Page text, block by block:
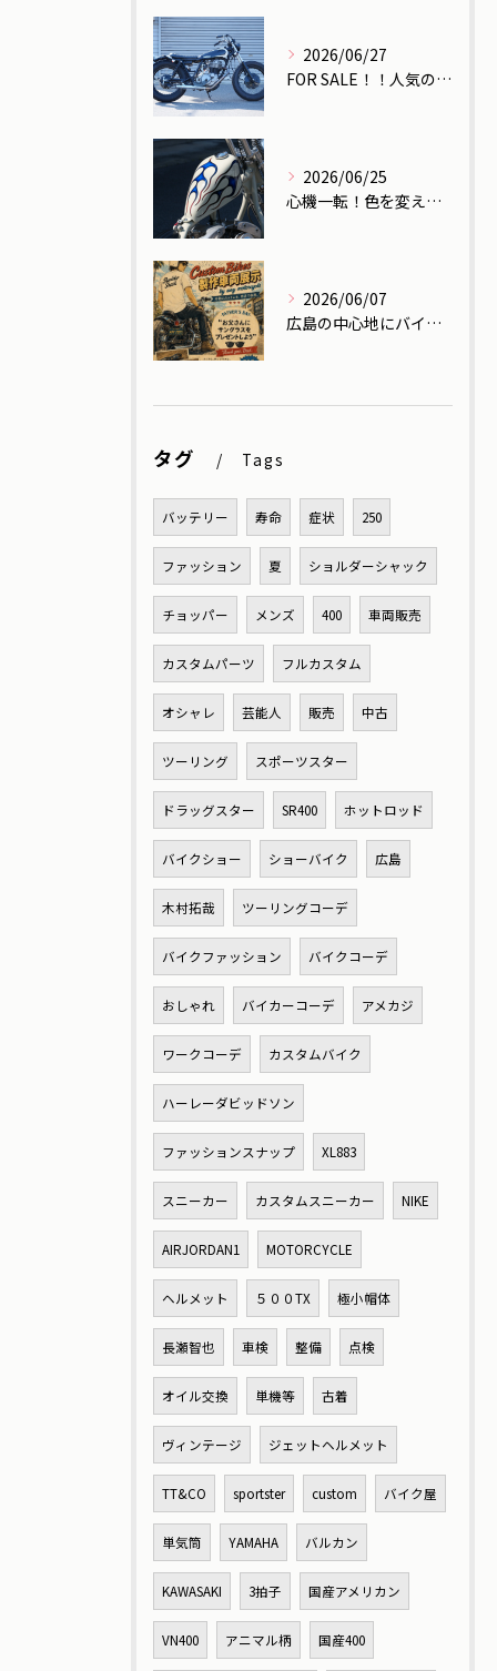
2026/06/27
FOR SALE！！人気のSR400！！
2026/06/25
心機一転！色を変えたらもはや別のバイク！
2026/06/07
広島の中心地にバイクを展示します！
タグ Tags
バッテリー 寿命 症状 250
ファッション 夏 ショルダーシャック
チョッパー メンズ 400 車両販売
カスタムパーツ フルカスタム
オシャレ 芸能人 販売 中古
ツーリング スポーツスター
ドラッグスター SR400 ホットロッド
バイクショー ショーバイク 広島
木村拓哉 ツーリングコーデ
バイクファッション バイクコーデ
おしゃれ バイカーコーデ アメカジ
ワークコーデ カスタムバイク
ハーレーダビッドソン
ファッションスナップ XL883
スニーカー カスタムスニーカー NIKE
AIRJORDAN1 MOTORCYCLE
ヘルメット ５００TX 極小帽体
長瀬智也 車検 整備 点検
オイル交換 単機等 古着
ヴィンテージ ジェットヘルメット
TT&CO sportster custom バイク屋
単気筒 YAMAHA バルカン
KAWASAKI 3拍子 国産アメリカン
VN400 アニマル柄 国産400